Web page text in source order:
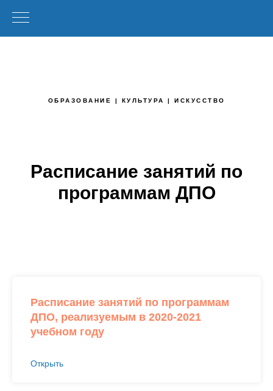
ОБРАЗОВАНИЕ | КУЛЬТУРА | ИСКУССТВО
Расписание занятий по
программам ДПО
Расписание занятий по программам
ДПО, реализуемым в 2020-2021
учебном году
Открыть